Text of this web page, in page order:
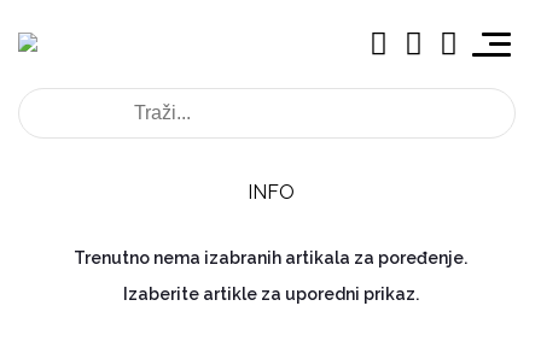
INFO
Trenutno nema izabranih artikala za poređenje.
Izaberite artikle za uporedni prikaz.